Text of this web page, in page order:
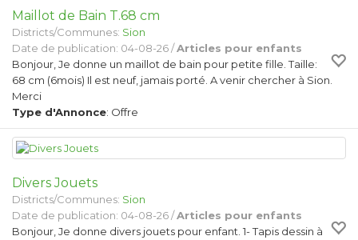
Maillot de Bain T.68 cm
Districts/Communes: Sion
Date de publication: 04-08-26 /Articles pour enfants
Bonjour, Je donne un maillot de bain pour petite fille. Taille:
68 cm (6mois) Il est neuf, jamais porté. A venir chercher à Sion.
Merci
Type d'Annonce: Offre
Divers Jouets
Districts/Communes: Sion
Date de publication: 04-08-26 /Articles pour enfants
Bonjour, Je donne divers jouets pour enfant. 1- Tapis dessin à